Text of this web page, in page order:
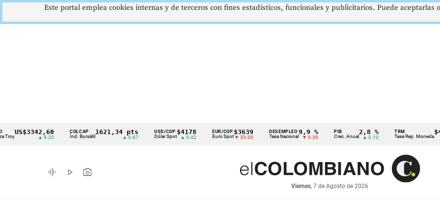
Cintillo
indicadores
económicos
COLCAP
Índ. Bursátil
1621,34 pts USD/COP
Dólar Spot
$4178
▲ 0.42
EUR/COP
Euro Spot
$3639
▼ 33.00
DESEMPLEO
Tasa Nacional
9,9 %
▼ 0.30
PIB
Crec. Anual
2,8 %
▲ 0.10
TRM
Tasa Rep. Moneda ▲
graphic_eq play_arrow photo_camera
Viernes, 7 de Agosto de 2026
Este portal emplea cookies internas y de terceros con fines estadísticos, funcionales y publicitarios. Puede aceptarlas